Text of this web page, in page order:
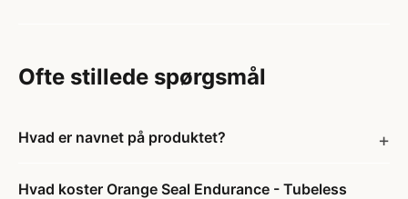
Ofte stillede spørgsmål
Hvad er navnet på produktet?
Hvad koster Orange Seal Endurance - Tubeless